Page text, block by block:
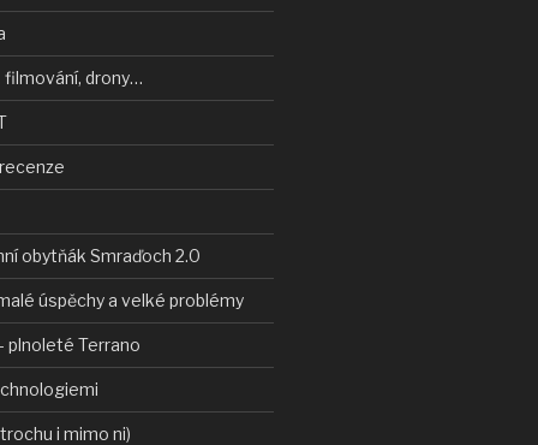
drony…
obytňák Smraďoch 2.0
úspěchy a velké problémy
plnoleté Terrano
i mimo ni)